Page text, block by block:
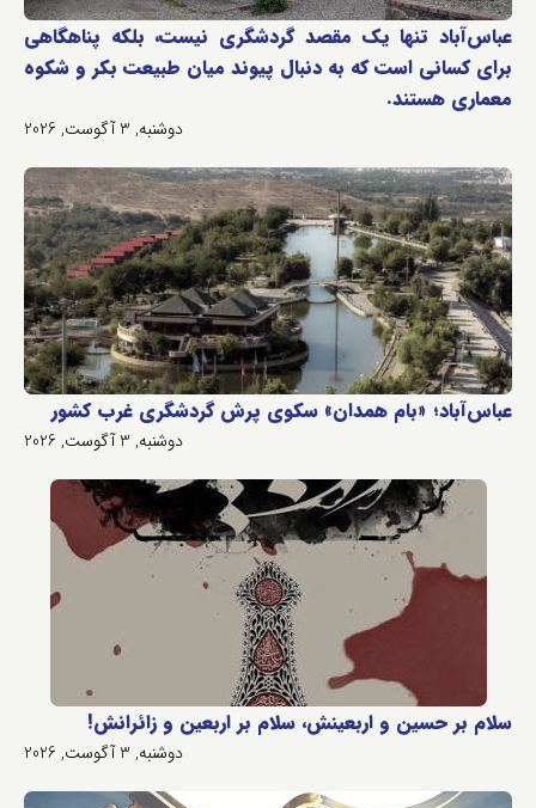
عباس‌آباد تنها یک مقصد گردشگری نیست، بلکه پناهگاهی
برای کسانی است که به دنبال پیوند میان طبیعت بکر و شکوه
معماری هستند.
دوشنبه, 3 آگوست, 2026
عباس‌آباد؛ «بام همدان» سکوی پرش گردشگری غرب کشور
دوشنبه, 3 آگوست, 2026
سلام بر حسین و اربعینش، سلام بر اربعین و زائرانش!
دوشنبه, 3 آگوست, 2026